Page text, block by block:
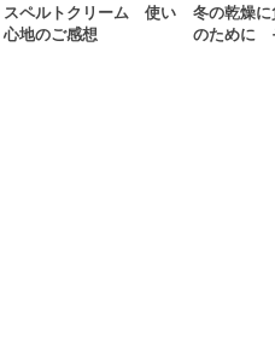
スペルトクリーム 使い
心地のご感想
冬の乾燥
のために